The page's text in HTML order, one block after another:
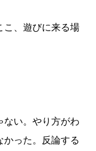
こ、遊びに来る場
ない。やり方がわ
かった。反論する